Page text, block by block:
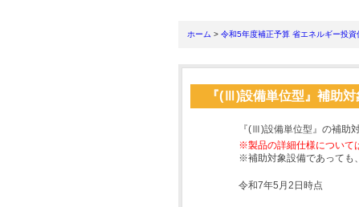
ホーム > 令和5年度補正予算 省エネルギー投資
『(Ⅲ)設備単位型』補助
『(Ⅲ)設備単位型』の補助
※製品の詳細仕様について
※補助対象設備であっても
令和7年5月2日時点